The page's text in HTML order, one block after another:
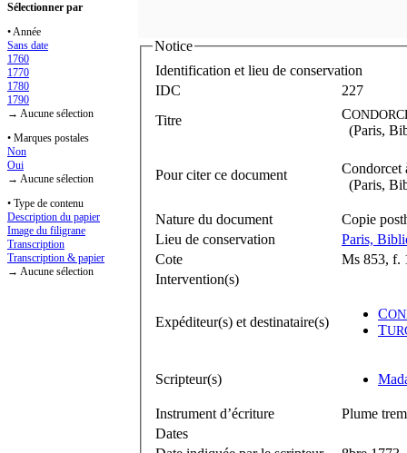
Sélectionner par
• Année
Sans date
1760
1770
1780
1790
→ Aucune sélection
• Marques postales
Non
Oui
→ Aucune sélection
• Type de contenu
Description du papier
Image du filigrane
Transcription
Transcription & papier
→ Aucune sélection
Notice
Identification et lieu de conservation
IDC
227
Titre
C
(Paris,
Pour citer ce document
Condorcet
(Paris,
Nature du document
Copie
Lieu de conservation
Paris,
Cote
Ms 853, f.
Intervention(s)
Expéditeur(s) et destinataire(s)
C
T
Scripteur(s)
Instrument d’écriture
Plume
Dates